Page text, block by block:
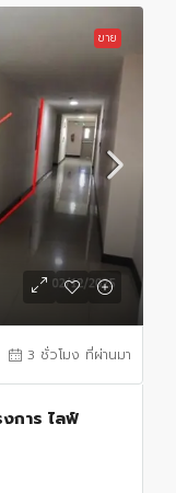
ขาย
3 ชั่วโมง ที่ผ่านมา
การ ไลฟ์